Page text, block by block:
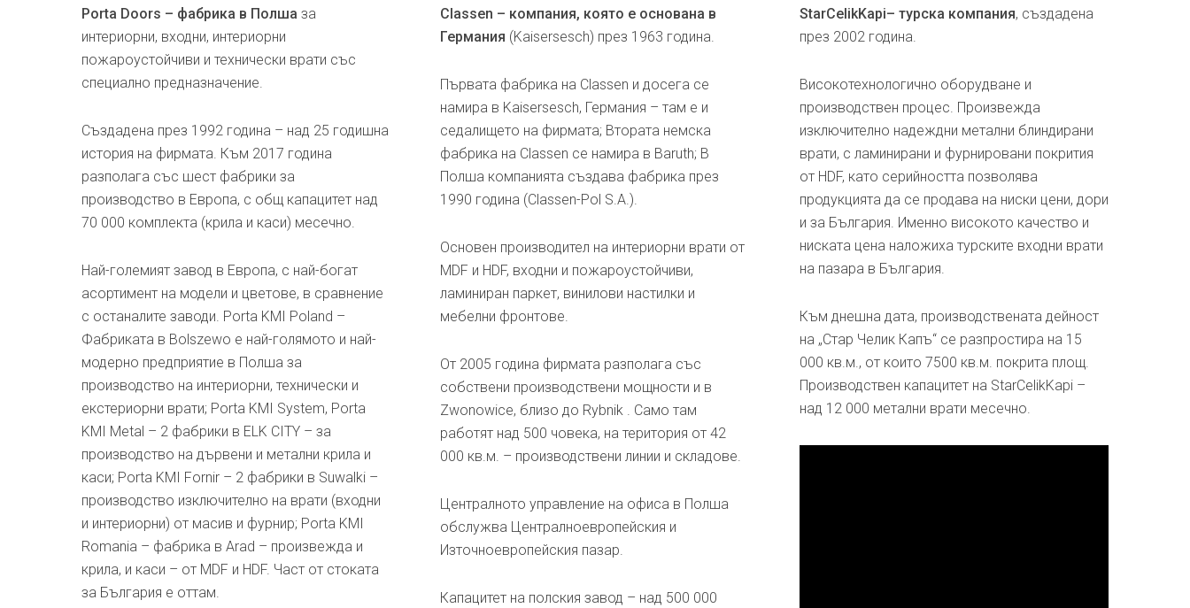
Porta Doors – фабрика в Полша за
интериорни, входни, интериорни
пожароустойчиви и технически врати със
специално предназначение.
Създадена през 1992 година – над 25 годишна
история на фирмата. Към 2017 година
разполага със шест фабрики за
производство в Европа, с общ капацитет над
70 000 комплекта (крила и каси) месечно.
Най-големият завод в Европа, с най-богат
асортимент на модели и цветове, в сравнение
с останалите заводи. Porta KMI Poland –
Фабриката в Bolszewo е най-голямото и най-
модерно предприятие в Полша за
производство на интериорни, технически и
екстериорни врати; Porta KMI System, Porta
KMI Metal – 2 фабрики в ELK CITY – за
производство на дървени и метални крила и
каси; Porta KMI Fornir – 2 фабрики в Suwalki –
производство изключително на врати (входни
и интериорни) от масив и фурнир; Porta KMI
Romania – фабрика в Arad – произвежда и
крила, и каси – от MDF и HDF. Част от стоката
за България е оттам.
Classen – компания, която е основана в
Германия (Kaisersesch) през 1963 година.
Първата фабрика на Classen и досега се
намира в Kaisersesch, Германия – там е и
седалището на фирмата; Втората немска
фабрика на Classen се намира в Baruth; В
Полша компанията създава фабрика през
1990 година (Classen-Pol S.A.).
Основен производител на интериорни врати от
MDF и HDF, входни и пожароустойчиви,
ламиниран паркет, винилови настилки и
мебелни фронтове.
От 2005 година фирмата разполага със
собствени производствени мощности и в
Zwonowice, близо до Rybnik . Само там
работят над 500 човека, на територия от 42
000 кв.м. – производствени линии и складове.
Централното управление на офиса в Полша
обслужва Централноевропейския и
Източноевропейския пазар.
Капацитет на полския завод – над 500 000
StarCelikKapi– турска компания, създадена
през 2002 година.
Високотехнологично оборудване и
производствен процес. Произвежда
изключително надеждни метални блиндирани
врати, с ламинирани и фурнировани покрития
от HDF, като серийността позволява
продукцията да се продава на ниски цени, дори
и за България. Именно високото качество и
ниската цена наложиха турските входни врати
на пазара в България.
Към днешна дата, производствената дейност
на „Стар Челик Капъ“ се разпростира на 15
000 кв.м., от които 7500 кв.м. покрита площ.
Производствен капацитет на StarCelikKapi –
над 12 000 метални врати месечно.